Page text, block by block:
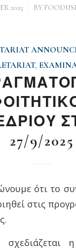
2025 BY
,
27/9/2025
ότι το
στις
σχεδιάζεται